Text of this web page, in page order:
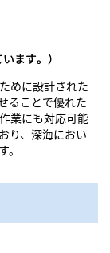
めに設計された
ることで優れた
業にも対応可能
り、深海におい